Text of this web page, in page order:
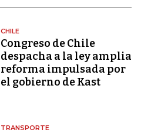
CHILE
Congreso de Chile
despacha a la ley amplia
reforma impulsada por
el gobierno de Kast
TRANSPORTE